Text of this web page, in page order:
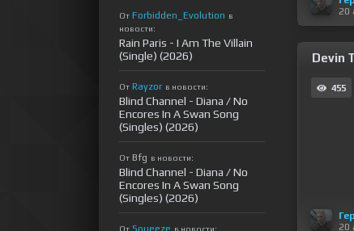
20
Devin
455
20
От Forbidden_Evolution в
новости:
Rain Paris - I Am The Villain
(Single) (2026)
От Rayzor в новости:
Blind Channel - Diana / No
Encores In A Swan Song
(Singles) (2026)
От Bfg в новости:
Blind Channel - Diana / No
Encores In A Swan Song
(Singles) (2026)
От Squeeze в новости: